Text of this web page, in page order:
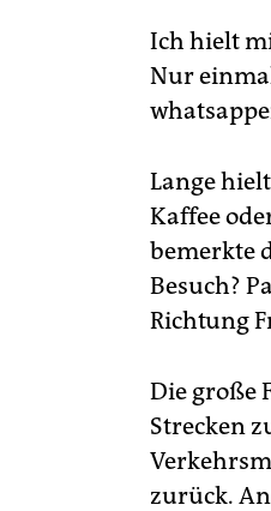
Ich hielt
Nur
Lange
Kaffee
bemerkte
Besuch?
Richtung
Die große
Strecken
zurück.